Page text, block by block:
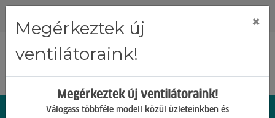
Megérkeztek új
ventilátoraink!
×
Megérkeztek új ventilátoraink!
Válogass többféle modell közül üzleteinkben és